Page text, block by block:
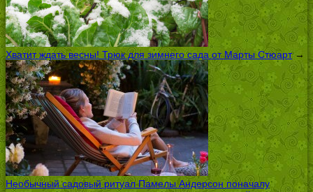
Хватит ждать весны! Трюк для зимнего сада от Марты Стюарт→
Необычный садовый ритуал Памелы Андерсон поначалу